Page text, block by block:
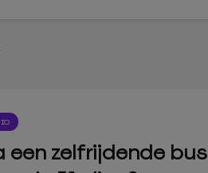
een zelfrijdende bus